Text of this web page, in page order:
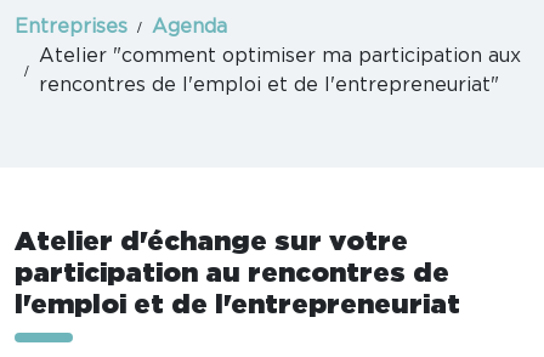
Entreprises
Agenda
Atelier "comment optimiser ma participation aux
rencontres de l'emploi et de l'entrepreneuriat"
Atelier d'échange sur votre
participation au rencontres de
l'emploi et de l'entrepreneuriat